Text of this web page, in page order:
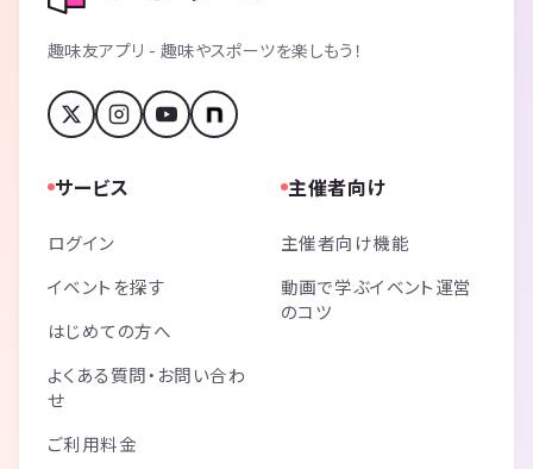
趣味友アプリ - 趣味やスポーツを楽しもう！
サービス
ログイン
イベントを探す
はじめての方へ
よくある質問・お問い合わ
せ
ご利用料金
主催者向け
主催者向け機能
動画で学ぶイベント運営
のコツ